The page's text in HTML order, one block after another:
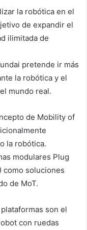
la robótica en el
de expandir el
ilimitada de
pretende ir más
la robótica y el
mundo real.
de Mobility of
la robótica.
modulares Plug
como soluciones
de MoT.
son el
con ruedas